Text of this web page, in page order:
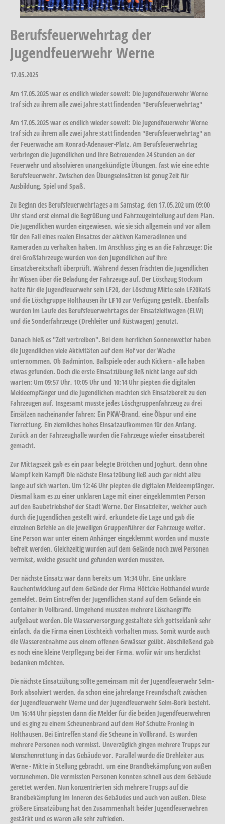
Berufsfeuerwehrtag der
Jugendfeuerwehr Werne
17.05.2025
Am 17.05.2025 war es endlich wieder soweit: Die Jugendfeuerwehr Werne
traf sich zu ihrem alle zwei Jahre stattfindenden "Berufsfeuerwehrtag"
Am 17.05.2025 war es endlich wieder soweit: Die Jugendfeuerwehr Werne
traf sich zu ihrem alle zwei Jahre stattfindenden "Berufsfeuerwehrtag" an
der Feuerwache am Konrad-Adenauer-Platz. Am Berufsfeuerwehrtag
verbringen die Jugendlichen und ihre Betreuenden 24 Stunden an der
Feuerwehr und absolvieren unangekündigte Übungen, fast wie eine echte
Berufsfeuerwehr. Zwischen den Übungseinsätzen ist genug Zeit für
Ausbildung, Spiel und Spaß.
Zu Beginn des Berufsfeuerwehrtages am Samstag, den 17.05.202 um 09:00
Uhr stand erst einmal die Begrüßung und Fahrzeugeinteilung auf dem Plan.
Die Jugendlichen wurden eingewiesen, wie sie sich allgemein und vor allem
für den Fall eines realen Einsatzes der aktiven Kameradinnen und
Kameraden zu verhalten haben. Im Anschluss ging es an die Fahrzeuge: Die
drei Großfahrzeuge wurden von den Jugendlichen auf ihre
Einsatzbereitschaft überprüft. Während dessen frischten die Jugendlichen
ihr Wissen über die Beladung der Fahrzeuge auf. Der Löschzug Stockum
hatte für die Jugendfeuerwehr sein LF20, der Löschzug Mitte sein LF20KatS
und die Löschgruppe Holthausen ihr LF10 zur Verfügung gestellt. Ebenfalls
wurden im Laufe des Berufsfeuerwehrtages der Einsatzleitwagen (ELW)
und die Sonderfahrzeuge (Drehleiter und Rüstwagen) genutzt.
Danach hieß es "Zeit vertreiben". Bei dem herrlichen Sonnenwetter haben
die Jugendlichen viele Aktivitäten auf dem Hof vor der Wache
unternommen. Ob Badminton, Ballspiele oder auch Kickern - alle haben
etwas gefunden. Doch die erste Einsatzübung ließ nicht lange auf sich
warten: Um 09:57 Uhr, 10:05 Uhr und 10:14 Uhr piepten die digitalen
Meldeempfänger und die Jugendlichen machten sich Einsatzbereit zu den
Fahrzeugen auf. Insgesamt musste jedes Löschgruppenfahrzeug zu drei
Einsätzen nacheinander fahren: Ein PKW-Brand, eine Ölspur und eine
Tierrettung. Ein ziemliches hohes Einsatzaufkommen für den Anfang.
Zurück an der Fahrzeughalle wurden die Fahrzeuge wieder einsatzbereit
gemacht.
Zur Mittagszeit gab es ein paar belegte Brötchen und Joghurt, denn ohne
Mampf kein Kampf! Die nächste Einsatzübung ließ auch gar nicht allzu
lange auf sich warten. Um 12:46 Uhr piepten die digitalen Meldeempfänger.
Diesmal kam es zu einer unklaren Lage mit einer eingeklemmten Person
auf den Baubetriebshof der Stadt Werne. Der Einsatzleiter, welcher auch
durch die Jugendlichen gestellt wird, erkundete die Lage und gab die
einzelnen Befehle an die jeweiligen Gruppenführer der Fahrzeuge weiter.
Eine Person war unter einem Anhänger eingeklemmt worden und musste
befreit werden. Gleichzeitig wurden auf dem Gelände noch zwei Personen
vermisst, welche gesucht und gefunden werden mussten.
Der nächste Einsatz war dann bereits um 14:34 Uhr. Eine unklare
Rauchentwicklung auf dem Gelände der Firma Höttcke Holzhandel wurde
gemeldet. Beim Eintreffen der Jugendlichen stand auf dem Gelände ein
Container in Vollbrand. Umgehend mussten mehrere Löschangriffe
aufgebaut werden. Die Wasserversorgung gestaltete sich gottseidank sehr
einfach, da die Firma einen Löschteich vorhalten muss. Somit wurde auch
die Wasserentnahme aus einem offenen Gewässer geübt. Abschließend gab
es noch eine kleine Verpflegung bei der Firma, wofür wir uns herzlichst
bedanken möchten.
Die nächste Einsatzübung sollte gemeinsam mit der Jugendfeuerwehr Selm-
Bork absolviert werden, da schon eine jahrelange Freundschaft zwischen
der Jugendfeuerwehr Werne und der Jugendfeuerwehr Selm-Bork besteht.
Um 16:44 Uhr piepsten dann die Melder für die beiden Jugendfeuerwehren
und es ging zu einem Scheunenbrand auf dem Hof Schulze Froning in
Holthausen. Bei Eintreffen stand die Scheune in Vollbrand. Es wurden
mehrere Personen noch vermisst. Unverzüglich gingen mehrere Trupps zur
Menschenrettung in das Gebäude vor. Parallel wurde die Drehleiter aus
Werne - Mitte in Stellung gebracht, um eine Brandbekämpfung von außen
vorzunehmen. Die vermissten Personen konnten schnell aus dem Gebäude
gerettet werden. Nun konzentrierten sich mehrere Trupps auf die
Brandbekämpfung im Inneren des Gebäudes und auch von außen. Diese
größere Einsatzübung hat den Zusammenhalt beider Jugendfeuerwehren
gestärkt und es waren alle sehr zufrieden.